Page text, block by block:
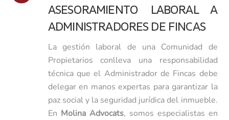
ASESORAMIENTO LABORAL A
ADMINISTRADORES DE FINCAS
La gestión laboral de una Comunidad de
Propietarios conlleva una responsabilidad
técnica que el Administrador de Fincas debe
delegar en manos expertas para garantizar la
paz social y la seguridad jurídica del inmueble.
En Molina Advocats, somos especialistas en